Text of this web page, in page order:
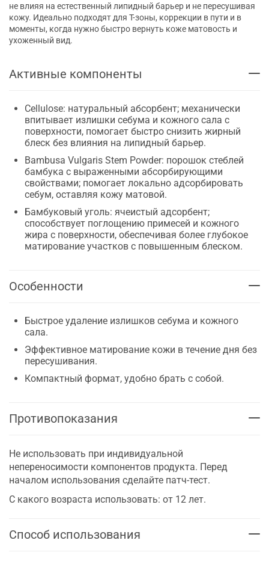
не влияя на естественный липидный барьер и не пересушивая
кожу. Идеально подходят для Т-зоны, коррекции в пути и в
моменты, когда нужно быстро вернуть коже матовость и
ухоженный вид.
Активные компоненты
Cellulose: натуральный абсорбент; механически
впитывает излишки себума и кожного сала с
поверхности, помогает быстро снизить жирный
блеск без влияния на липидный барьер.
Bambusa Vulgaris Stem Powder: порошок стеблей
бамбука с выраженными абсорбирующими
свойствами; помогает локально адсорбировать
себум, оставляя кожу матовой.
Бамбуковый уголь: ячеистый адсорбент;
способствует поглощению примесей и кожного
жира с поверхности, обеспечивая более глубокое
матирование участков с повышенным блеском.
Особенности
Быстрое удаление излишков себума и кожного
сала.
Эффективное матирование кожи в течение дня без
пересушивания.
Компактный формат, удобно брать с собой.
Противопоказания
Не использовать при индивидуальной
непереносимости компонентов продукта. Перед
началом использования сделайте патч-тест.
С какого возраста использовать: от 12 лет.
Способ использования